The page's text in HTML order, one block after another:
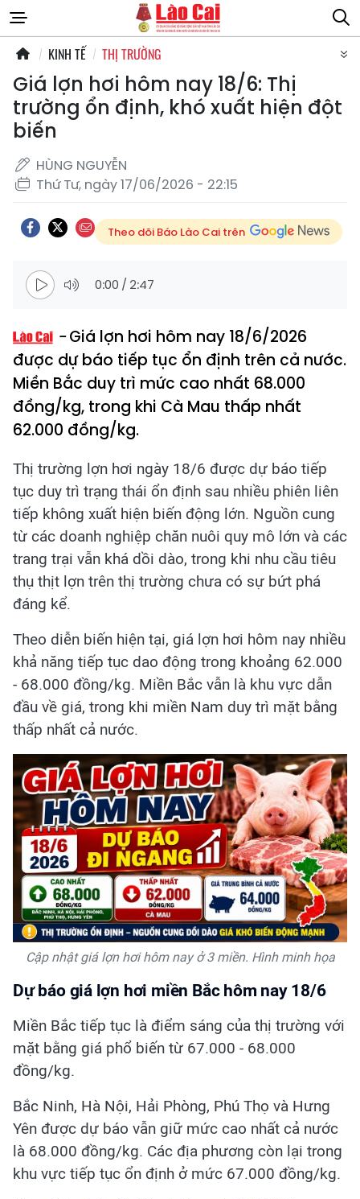
KINH TẾ THỊ TRƯỜNG
Giá lợn hơi hôm nay 18/6: Thị
trường ổn định, khó xuất hiện đột
biến
HÙNG NGUYỄN
Thứ Tư, ngày 17/06/2026 - 22:15
Theo dõi Báo Lào Cai trên
0:00 / 2:47
Giá lợn hơi hôm nay 18/6/2026
được dự báo tiếp tục ổn định trên cả nước.
Miền Bắc duy trì mức cao nhất 68.000
đồng/kg, trong khi Cà Mau thấp nhất
62.000 đồng/kg.
Thị trường lợn hơi ngày 18/6 được dự báo tiếp
tục duy trì trạng thái ổn định sau nhiều phiên liên
tiếp không xuất hiện biến động lớn. Nguồn cung
từ các doanh nghiệp chăn nuôi quy mô lớn và các
trang trại vẫn khá dồi dào, trong khi nhu cầu tiêu
thụ thịt lợn trên thị trường chưa có sự bứt phá
đáng kể.
Theo diễn biến hiện tại, giá lợn hơi hôm nay nhiều
khả năng tiếp tục dao động trong khoảng 62.000
- 68.000 đồng/kg. Miền Bắc vẫn là khu vực dẫn
đầu về giá, trong khi miền Nam duy trì mặt bằng
thấp nhất cả nước.
Cập nhật giá lợn hơi hôm nay ở 3 miền. Hình minh họa
Dự báo giá lợn hơi miền Bắc hôm nay 18/6
Miền Bắc tiếp tục là điểm sáng của thị trường với
mặt bằng giá phổ biến từ 67.000 - 68.000
đồng/kg.
Bắc Ninh, Hà Nội, Hải Phòng, Phú Thọ và Hưng
Yên được dự báo vẫn giữ mức cao nhất cả nước
là 68.000 đồng/kg. Các địa phương còn lại trong
khu vực tiếp tục ổn định ở mức 67.000 đồng/kg.